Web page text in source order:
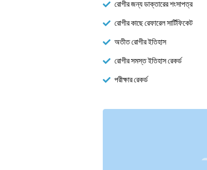
রোগীর জন্য ডাক্তারের শংসাপত্র
রোগীর কাছে রেফারেল সার্টিফিকেট
অতীত রোগীর ইতিহাস
রোগীর সমস্ত ইতিহাস রেকর্ড
পরীক্ষার রেকর্ড